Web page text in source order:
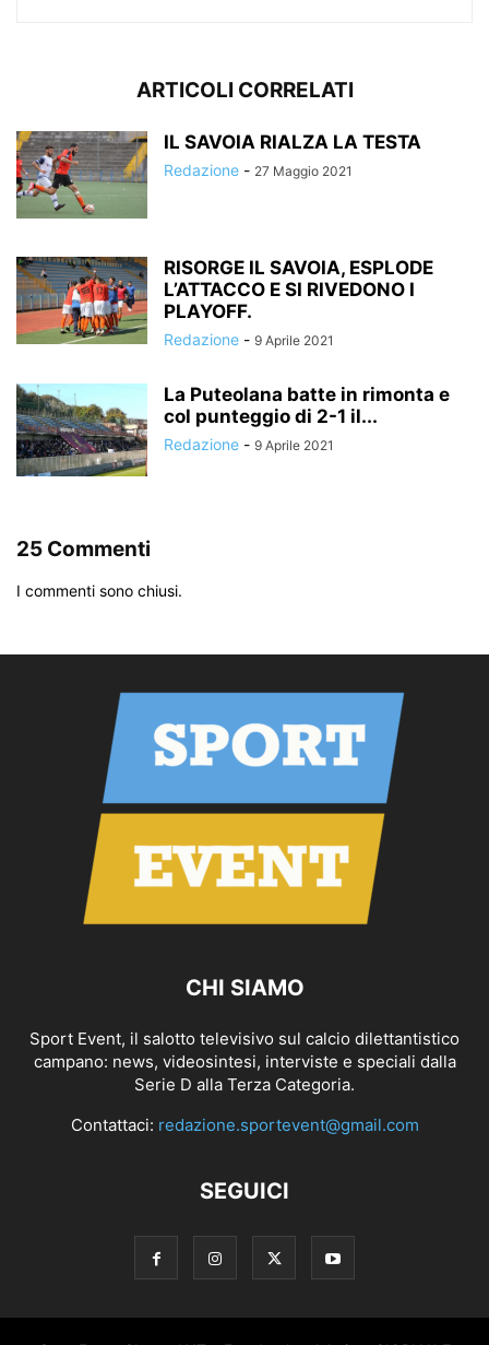
ARTICOLI CORRELATI
IL SAVOIA RIALZA LA TESTA
Redazione - 27 Maggio 2021
RISORGE IL SAVOIA, ESPLODE
L’ATTACCO E SI RIVEDONO I
PLAYOFF.
Redazione - 9 Aprile 2021
La Puteolana batte in rimonta e
col punteggio di 2-1 il...
Redazione - 9 Aprile 2021
25 Commenti
I commenti sono chiusi.
CHI SIAMO
Sport Event, il salotto televisivo sul calcio dilettantistico
campano: news, videosintesi, interviste e speciali dalla
Serie D alla Terza Categoria.
Contattaci: redazione.sportevent@gmail.com
SEGUICI